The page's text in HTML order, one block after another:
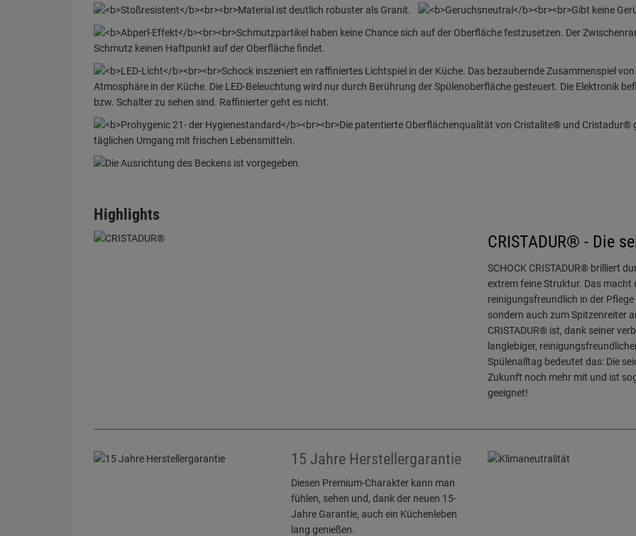
Highlights
CRISTADUR® - Die
SCHOCK CRISTADUR® brilliert
extrem feine Struktur. Das macht
reinigungsfreundlich in der
sondern auch zum Spitzenreiter
CRISTADUR® ist, dank seiner
langlebiger,
Spülenalltag bedeutet das: Die
Zukunft noch mehr mit und ist
geeignet!
15 Jahre Herstellergarantie
Diesen Premium-Charakter kann man
fühlen, sehen und, dank der neuen 15-
Jahre Garantie, auch ein Küchenleben
lang genießen.